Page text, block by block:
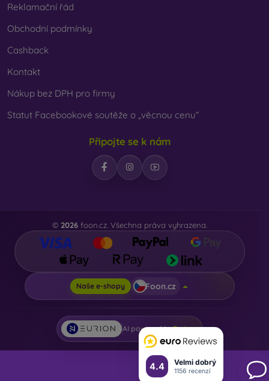
4.4 Velmi dobrý
1156 recenzí
Reklamační řád
Obchodní podmínky
Cashback
Kontakt
Nákup bez DPH pro firmy
Statut Facebookové soutěže o „věcnou cenu“
Připojte se k nám
© 2026 foon.cz. Všechna práva vyhrazena.
Naše e-shopy Foon.cz
AI powered byEurion